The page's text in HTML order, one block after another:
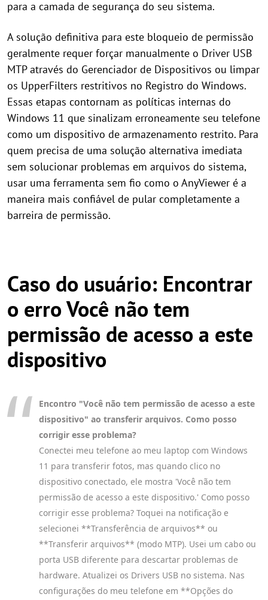
para a camada de segurança do seu sistema.
A solução definitiva para este bloqueio de permissão
geralmente requer forçar manualmente o Driver USB
MTP através do Gerenciador de Dispositivos ou limpar
os UpperFilters restritivos no Registro do Windows.
Essas etapas contornam as políticas internas do
Windows 11 que sinalizam erroneamente seu telefone
como um dispositivo de armazenamento restrito. Para
quem precisa de uma solução alternativa imediata
sem solucionar problemas em arquivos do sistema,
usar uma ferramenta sem fio como o AnyViewer é a
maneira mais confiável de pular completamente a
barreira de permissão.
Caso do usuário: Encontrar
o erro Você não tem
permissão de acesso a este
dispositivo
Encontro "Você não tem permissão de acesso a este
dispositivo" ao transferir arquivos. Como posso
corrigir esse problema?
Conectei meu telefone ao meu laptop com Windows
11 para transferir fotos, mas quando clico no
dispositivo conectado, ele mostra 'Você não tem
permissão de acesso a este dispositivo.' Como posso
corrigir esse problema? Toquei na notificação e
selecionei **Transferência de arquivos** ou
**Transferir arquivos** (modo MTP). Usei um cabo ou
porta USB diferente para descartar problemas de
hardware. Atualizei os Drivers USB no sistema. Nas
configurações do meu telefone em **Opções do